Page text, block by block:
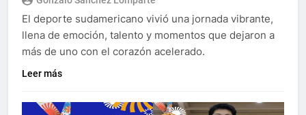
El deporte sudamericano vivió una jornada vibrante,
llena de emoción, talento y momentos que dejaron a
más de uno con el corazón acelerado.
Leer más